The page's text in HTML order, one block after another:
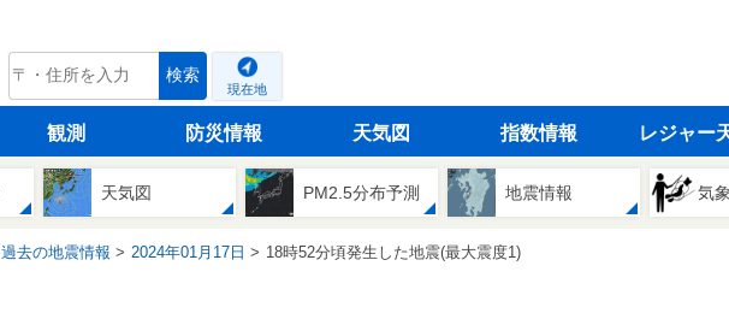
tenki.jp 検索
現在地
観測 防災情報 天気図 指数情報 レジャー
天気図 PM2.5分布予測 地震情報 気
過去の地震情報 2024年01月17日 18時52分頃発生した地震(最大震度1)